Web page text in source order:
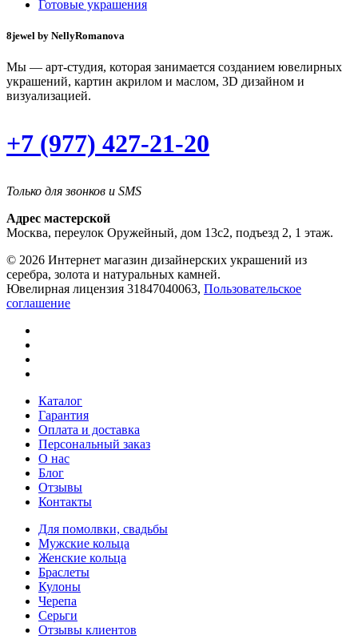
Готовые украшения
8jewel by NellyRomanova
Мы — арт-студия, которая занимается созданием ювелирных
украшений, картин акрилом и маслом, 3D дизайном и
визуализацией.
+7 (977) 427-21-20
Только для звонков и SMS
Адрес мастерской
Москва, переулок Оружейный, дом 13с2, подъезд 2, 1 этаж.
© 2026 Интернет магазин дизайнерских украшений из
серебра, золота и натуральных камней.
Ювелирная лицензия 31847040063, Пользовательское
соглашение
Каталог
Гарантия
Оплата и доставка
Персональный заказ
О нас
Блог
Отзывы
Контакты
Для помолвки, свадьбы
Мужские кольца
Женские кольца
Браслеты
Кулоны
Черепа
Серьги
Отзывы клиентов